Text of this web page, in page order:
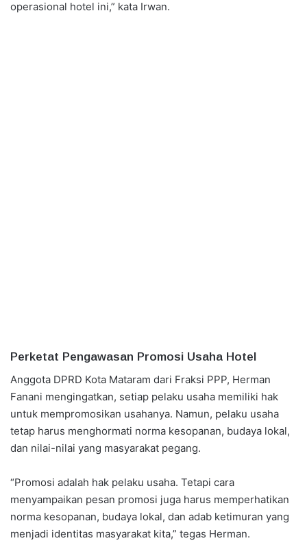
operasional hotel ini,” kata Irwan.
Perketat Pengawasan Promosi Usaha Hotel
Anggota DPRD Kota Mataram dari Fraksi PPP, Herman
Fanani mengingatkan, setiap pelaku usaha memiliki hak
untuk mempromosikan usahanya. Namun, pelaku usaha
tetap harus menghormati norma kesopanan, budaya lokal,
dan nilai-nilai yang masyarakat pegang.
“Promosi adalah hak pelaku usaha. Tetapi cara
menyampaikan pesan promosi juga harus memperhatikan
norma kesopanan, budaya lokal, dan adab ketimuran yang
menjadi identitas masyarakat kita,” tegas Herman.